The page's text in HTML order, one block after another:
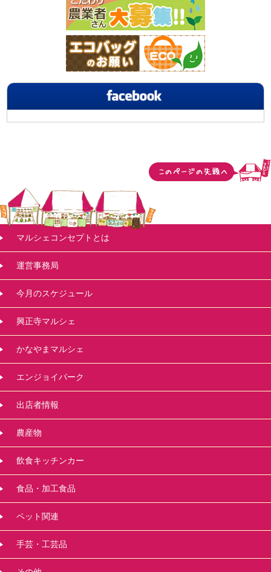
マルシェコンセプトとは
運営事務局
今月のスケジュール
興正寺マルシェ
かなやまマルシェ
エンジョイパーク
出店者情報
農産物
飲食キッチンカー
食品・加工食品
ペット関連
手芸・工芸品